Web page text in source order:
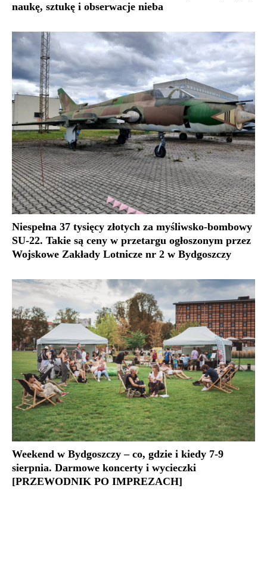
naukę, sztukę i obserwacje nieba
Niespełna 37 tysięcy złotych za myśliwsko-bombowy
SU-22. Takie są ceny w przetargu ogłoszonym przez
Wojskowe Zakłady Lotnicze nr 2 w Bydgoszczy
Weekend w Bydgoszczy – co, gdzie i kiedy 7-9
sierpnia. Darmowe koncerty i wycieczki
[PRZEWODNIK PO IMPREZACH]